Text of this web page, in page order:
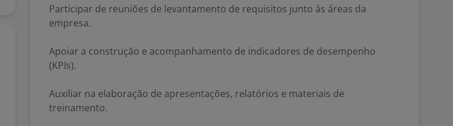
Participar de reuniões de levantamento de requisitos junto às áreas da
empresa.
Apoiar a construção e acompanhamento de indicadores de desempenho
(KPIs).
Auxiliar na elaboração de apresentações, relatórios e materiais de
treinamento.